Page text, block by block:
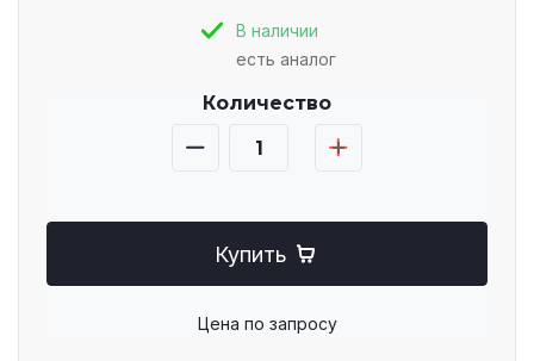
В наличии
есть аналог
Количество
Купить
Цена по запросу